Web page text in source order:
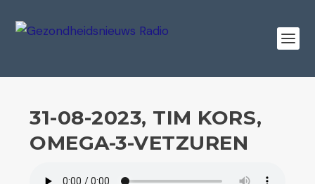
31-08-2023, TIM KORS,
OMEGA-3-VETZUREN